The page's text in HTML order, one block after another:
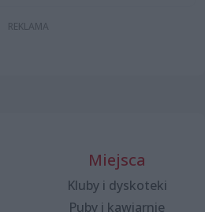
Miejsca
Kluby i dyskoteki
Puby i kawiarnie